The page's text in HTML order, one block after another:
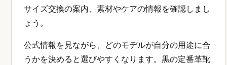
サイズ交換の案内、素材やケアの情報を確認しまし
ょう。
公式情報を見ながら、どのモデルが自分の用途に合
うかを決めると選びやすくなります。黒の定番革靴